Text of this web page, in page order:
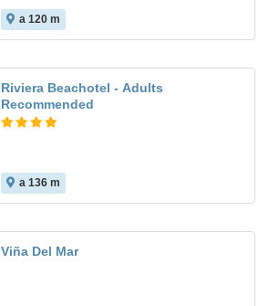
a 120 m
Riviera Beachotel - Adults
Recommended
a 136 m
Viña Del Mar